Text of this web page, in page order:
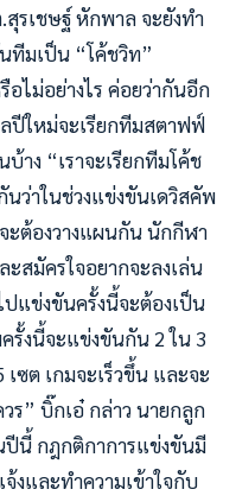
รเชษฐ์ หักพาล จะยังทำ
มเป็น “โค้ชวิท”
อไม่อย่างไร ค่อยว่ากันอีก
ปีใหม่จะเรียกทีมสตาฟฟ์
าง “เราจะเรียกทีมโค้ช
ว่าในช่วงแข่งขันเดวิสคัพ
ะต้องวางแผนกัน นักกีฬา
สมัครใจอยากจะลงเล่น
แข่งขันครั้งนี้จะต้องเป็น
งนี้จะแข่งขันกัน 2 ใน 3
ซต เกมจะเร็วขึ้น และจะ
ร” บิ๊กเอ๋ กล่าว นายกลูก
ปีนี้ กฎกติกาการแข่งขันมี
งและทำความเข้าใจกับ